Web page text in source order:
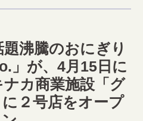
沸騰のおにぎり
」が、4月15日に
カ商業施設「グ
２号店をオープ